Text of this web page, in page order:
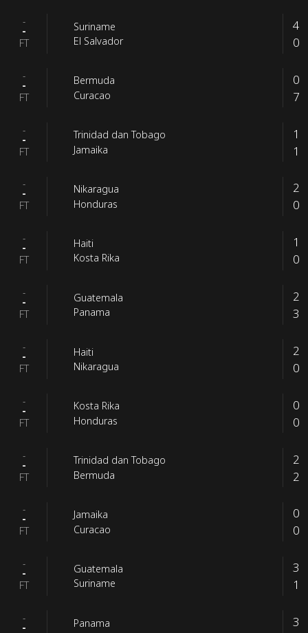
-
-
FT
Suriname
El Salvador
4
0
-
-
FT
Bermuda
Curacao
0
7
-
-
FT
Trinidad dan Tobago
Jamaika
1
1
-
-
FT
Nikaragua
Honduras
2
0
-
-
FT
Haiti
Kosta Rika
1
0
-
-
FT
Guatemala
Panama
2
3
-
-
FT
Haiti
Nikaragua
2
0
-
-
FT
Kosta Rika
Honduras
0
0
-
-
FT
Trinidad dan Tobago
Bermuda
2
2
-
-
FT
Jamaika
Curacao
0
0
-
-
FT
Guatemala
Suriname
3
1
-
-
Panama
3